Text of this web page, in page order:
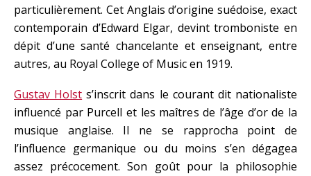
particulièrement. Cet Anglais d’origine suédoise, exact
contemporain d’Edward Elgar, devint tromboniste en
dépit d’une santé chancelante et enseignant, entre
autres, au Royal College of Music en 1919.
Gustav Holst s’inscrit dans le courant dit nationaliste
influencé par Purcell et les maîtres de l’âge d’or de la
musique anglaise. Il ne se rapprocha point de
l’influence germanique ou du moins s’en dégagea
assez précocement. Son goût pour la philosophie